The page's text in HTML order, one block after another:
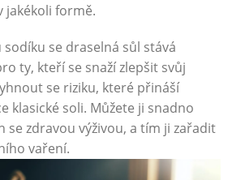
jakékoli formě.
se draselná sůl stává
ty, kteří se snaží zlepšit svůj
se riziku, které přináší
klasické soli. Můžete ji snadno
se zdravou výživou, a tím ji zařadit
vaření.